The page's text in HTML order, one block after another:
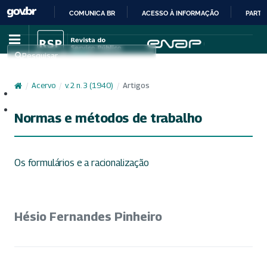
IR
PARA
CONTEÚDO
COMUNICA BR ACESSO À INFORMAÇÃO
Pesquisar
/ Acervo / v. 2 n. 3 (1940) / Artigos
Normas e métodos de trabalho
Os formulários e a racionalização
Hésio Fernandes Pinheiro